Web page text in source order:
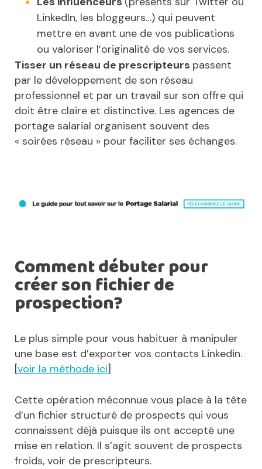
LinkedIn, les bloggeurs…) qui peuvent
mettre en avant une de vos publications
ou valoriser l’originalité de vos services.
Tisser un réseau de prescripteurs passent
par le développement de son réseau
professionnel et par un travail sur son offre qui
doit être claire et distinctive. Les agences de
portage salarial organisent souvent des
« soirées réseau » pour faciliter ses échanges.
Comment débuter pour
créer son fichier de
prospection?
Le plus simple pour vous habituer à manipuler
une base est d’exporter vos contacts Linkedin.
[voir la méthode ici]
Cette opération méconnue vous place à la tête
d’un fichier structuré de prospects qui vous
connaissent déjà puisque ils ont accepté une
mise en relation. Il s’agit souvent de prospects
froids, voir de prescripteurs.